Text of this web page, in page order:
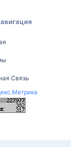
Связь